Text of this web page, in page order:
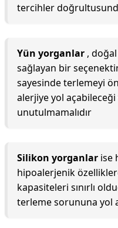
tercihler
Yün yorganlar , doğal
sağlayan bir
sayesinde terlemeyi
alerjiye yol
unutulmamalıdır
Silikon yorganlar ise
hipoalerjenik
kapasiteleri sınırlı
terleme sorununa yol